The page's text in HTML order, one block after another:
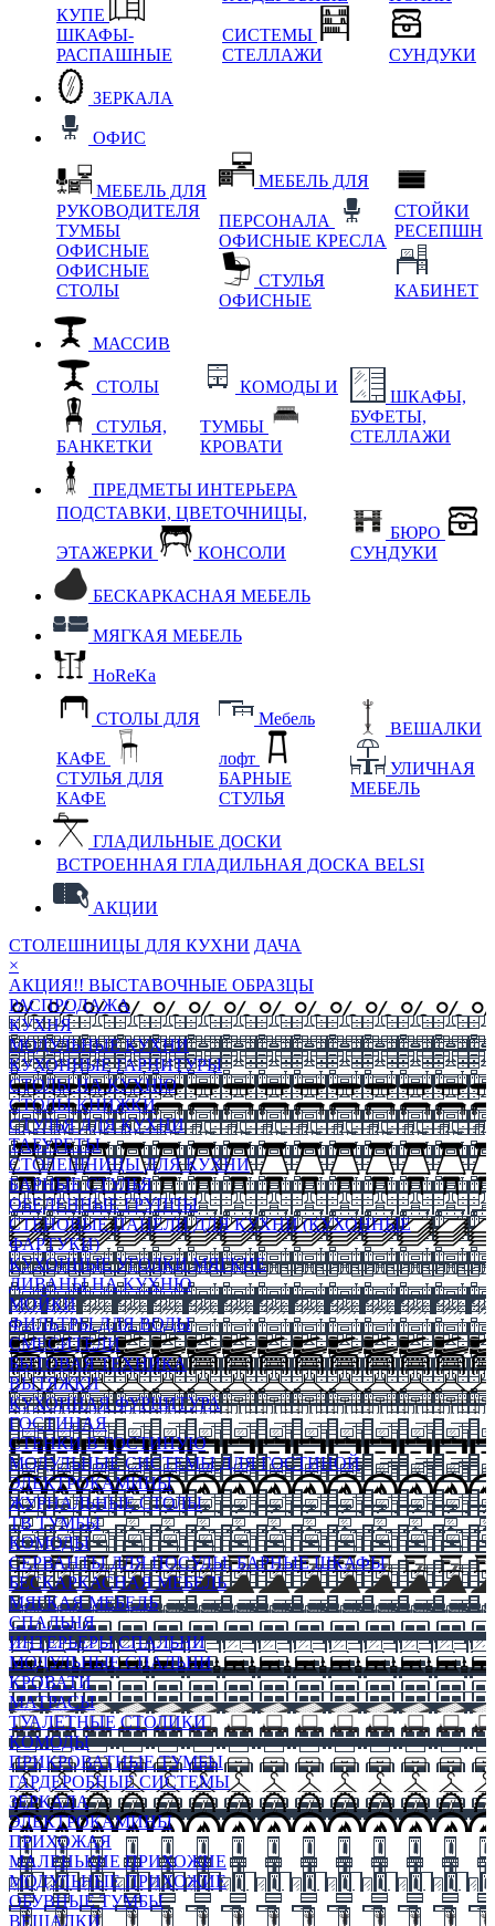
КУПЕ
ШКАФЫ-
РАСПАШНЫЕ
СИСТЕМЫ
СТЕЛЛАЖИ
СУНДУКИ
ЗЕРКАЛА
ОФИС
МЕБЕЛЬ ДЛЯ
РУКОВОДИТЕЛЯ
ТУМБЫ
ОФИСНЫЕ
ОФИСНЫЕ
СТОЛЫ
МЕБЕЛЬ ДЛЯ
ПЕРСОНАЛА
ОФИСНЫЕ КРЕСЛА
СТУЛЬЯ
ОФИСНЫЕ
СТОЙКИ
РЕСЕПШН
КАБИНЕТ
МАССИВ
СТОЛЫ
СТУЛЬЯ,
БАНКЕТКИ
КОМОДЫ И
ТУМБЫ
КРОВАТИ
ШКАФЫ,
БУФЕТЫ,
СТЕЛЛАЖИ
ПРЕДМЕТЫ ИНТЕРЬЕРА
ПОДСТАВКИ, ЦВЕТОЧНИЦЫ,
ЭТАЖЕРКИ КОНСОЛИ
БЮРО
СУНДУКИ
БЕСКАРКАСНАЯ МЕБЕЛЬ
МЯГКАЯ МЕБЕЛЬ
HoReKa
СТОЛЫ ДЛЯ
КАФЕ
СТУЛЬЯ ДЛЯ
КАФЕ
Мебель
лофт
БАРНЫЕ
СТУЛЬЯ
ВЕШАЛКИ
УЛИЧНАЯ
МЕБЕЛЬ
ГЛАДИЛЬНЫЕ ДОСКИ
ВСТРОЕННАЯ ГЛАДИЛЬНАЯ ДОСКА BELSI
АКЦИИ
СТОЛЕШНИЦЫ ДЛЯ КУХНИ ДАЧА
×
АКЦИЯ!! ВЫСТАВОЧНЫЕ ОБРАЗЦЫ
РАСПРОДАЖА
КУХНЯ
МОДУЛЬНЫЕ КУХНИ
КУХОННЫЕ ГАРНИТУРЫ
СТОЛЫ НА КУХНЮ
СТОЛЫ КНИЖКИ
СТУЛЬЯ ДЛЯ КУХНИ
ТАБУРЕТЫ
СТОЛЕШНИЦЫ ДЛЯ КУХНИ
БАРНЫЕ СТУЛЬЯ
ОБЕДЕННЫЕ ГРУППЫ
СТЕНОВЫЕ ПАНЕЛИ ДЛЯ КУХНИ (КУХОННЫЕ
ФАРТУКИ)
КУХОННЫЕ УГОЛКИ МЯГКИЕ
ДИВАНЫ НА КУХНЮ
МОЙКИ
ФИЛЬТРЫ ДЛЯ ВОДЫ
СМЕСИТЕЛИ
БЫТОВАЯ ТЕХНИКА
ВЫТЯЖКИ
КУХОННАЯ ФУРНИТУРА
ГОСТИНАЯ
СТЕНКИ В ГОСТИНУЮ
МОДУЛЬНЫЕ СИСТЕМЫ ДЛЯ ГОСТИНОЙ
ЭЛЕКТРОКАМИНЫ
ЖУРНАЛЬНЫЕ СТОЛЫ
ТВ ТУМБЫ
КОМОДЫ
СЕРВАНТЫ ДЛЯ ПОСУДЫ, БАРНЫЕ ШКАФЫ
БЕСКАРКАСНАЯ МЕБЕЛЬ
МЯГКАЯ МЕБЕЛЬ
СПАЛЬНЯ
ИНТЕРЬЕРЫ СПАЛЬНИ
МОДУЛЬНЫЕ СПАЛЬНИ
КРОВАТИ
МАТРАСЫ
ТУАЛЕТНЫЕ СТОЛИКИ
КОМОДЫ
ПРИКРОВАТНЫЕ ТУМБЫ
ГАРДЕРОБНЫЕ СИСТЕМЫ
ЗЕРКАЛА
ЭЛЕКТРОКАМИНЫ
ПРИХОЖАЯ
МАЛЕНЬКИЕ ПРИХОЖИЕ
МОДУЛЬНЫЕ ПРИХОЖИЕ
ОБУВНЫЕ ТУМБЫ
ВЕШАЛКИ